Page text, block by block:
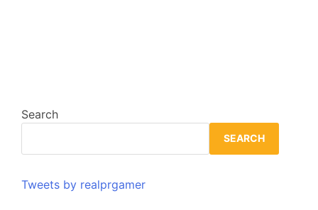
Search
SEARCH
Tweets by realprgamer